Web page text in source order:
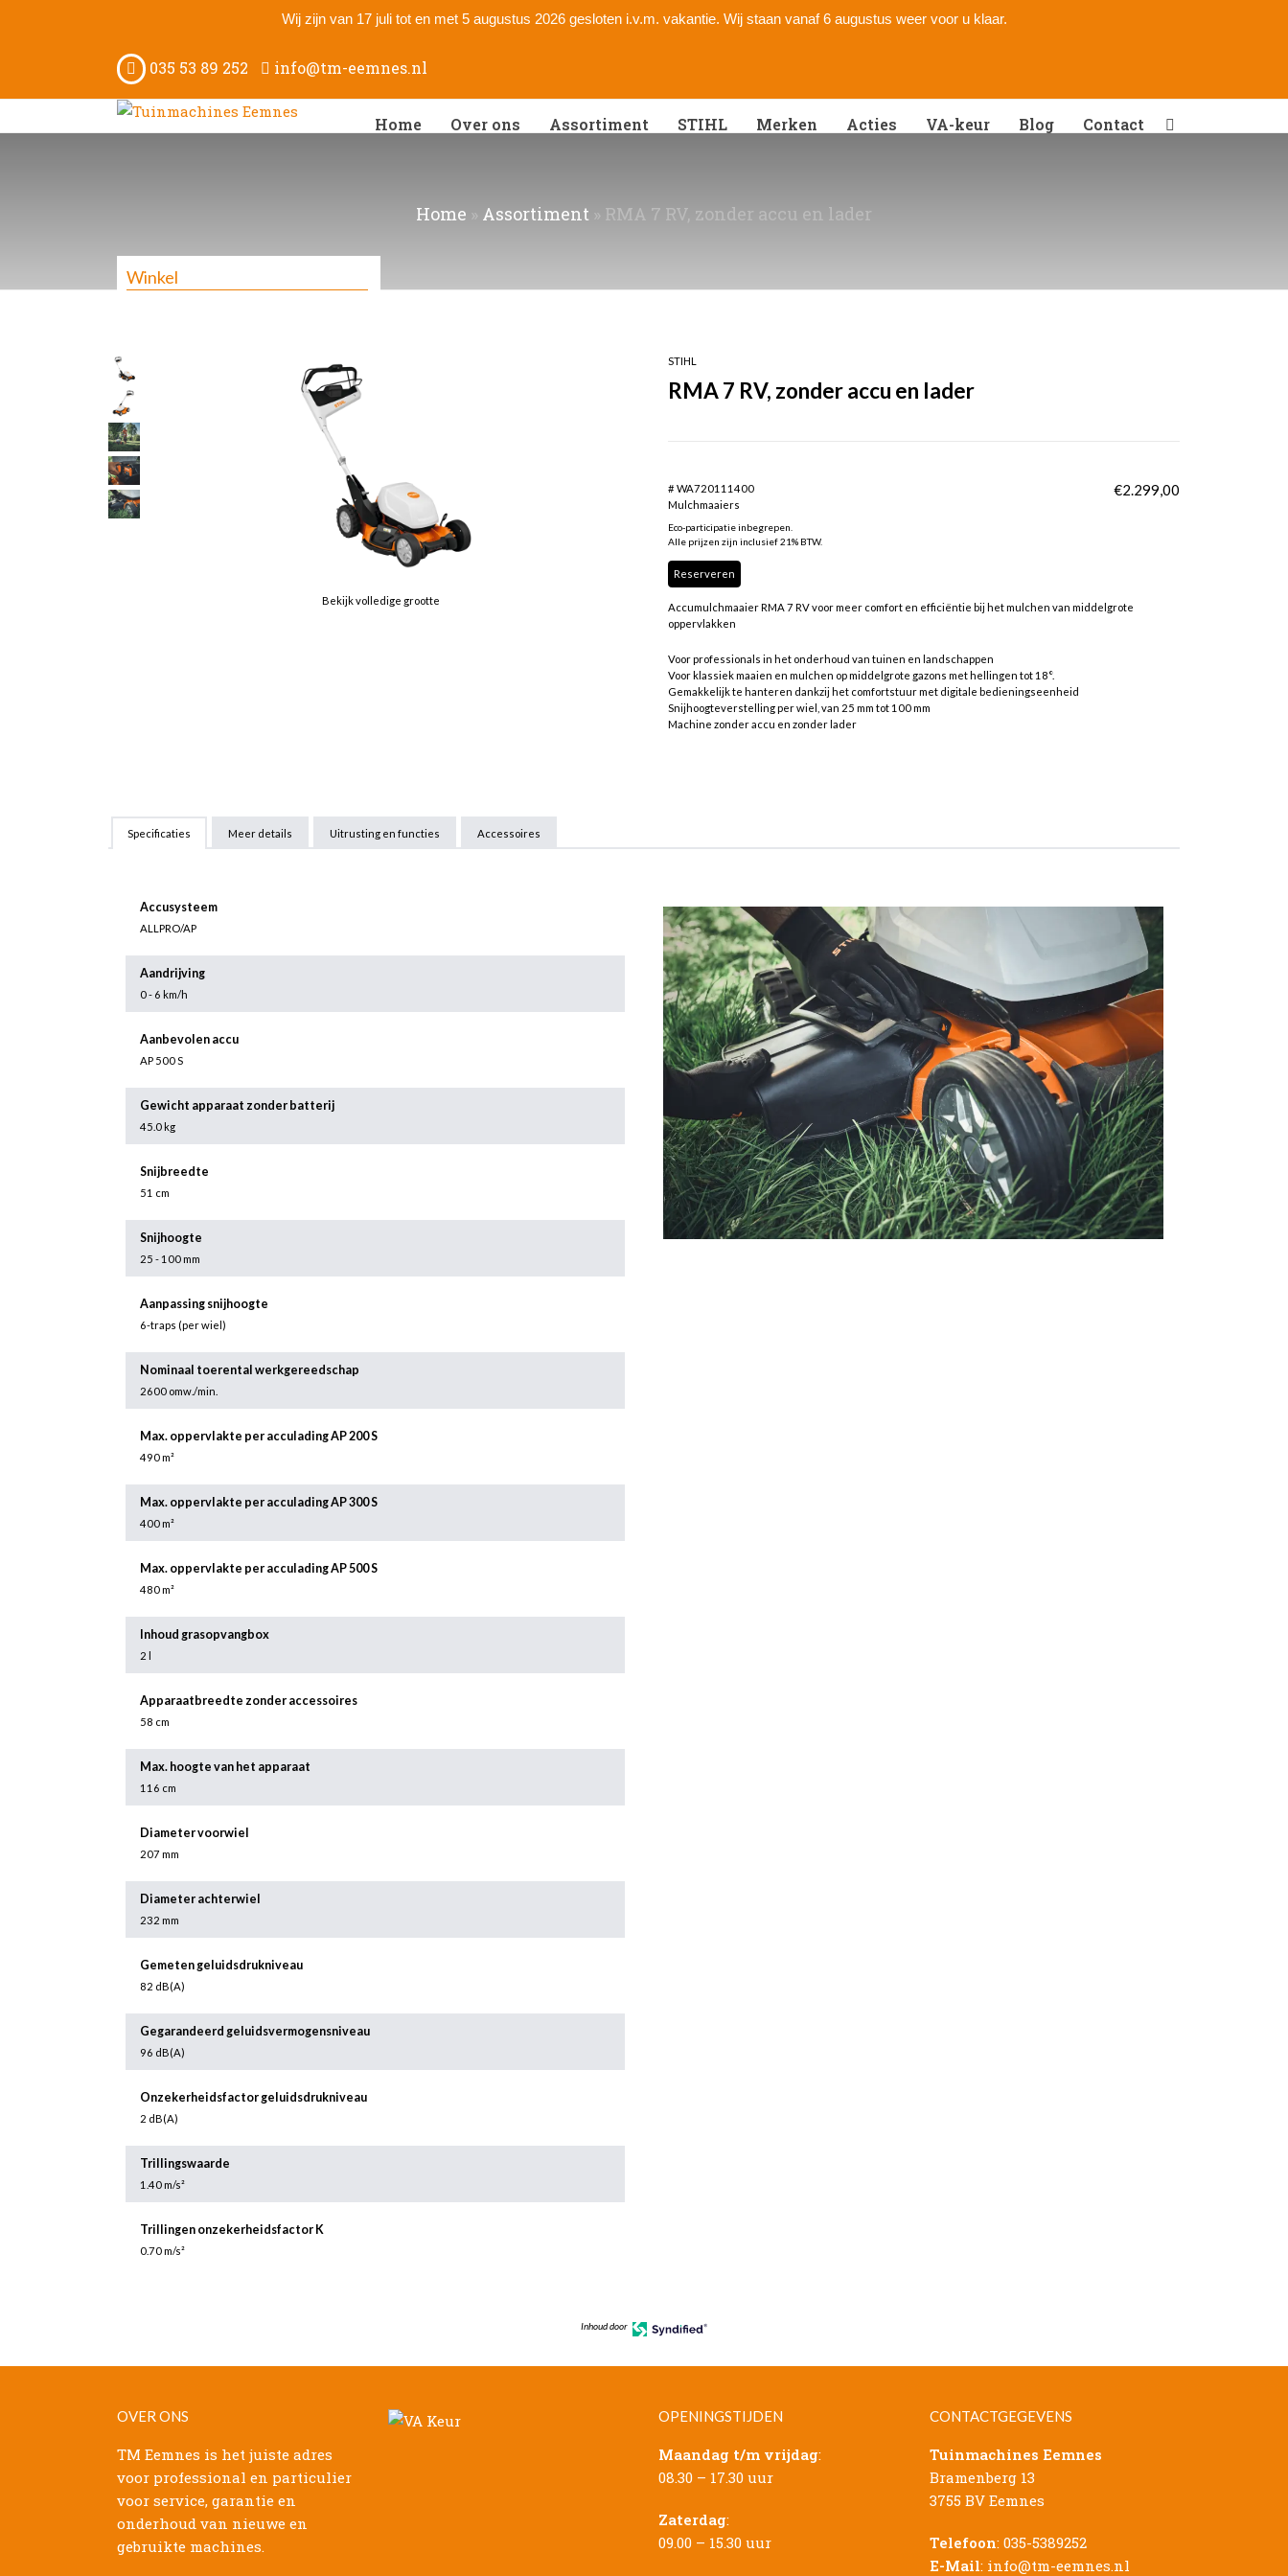
Wij zijn van 17 juli tot en met 5 augustus 2026 gesloten i.v.m. vakantie. Wij staan vanaf 6 augustus weer voor u klaar.
035 53 89 252 info@tm-eemnes.nl
Home Over ons Assortiment STIHL Merken Acties VA-keur Blog Contact
Winkel
Home » Assortiment » RMA 7 RV, zonder accu en lader
Bekijk volledige grootte
STIHL
RMA 7 RV, zonder accu en lader
# WA720111400
Mulchmaaiers
€2.299,00
Eco-participatie inbegrepen.
Alle prijzen zijn inclusief 21% BTW.
Reserveren
Accumulchmaaier RMA 7 RV voor meer comfort en efficiëntie bij het mulchen van middelgrote
oppervlakken
Voor professionals in het onderhoud van tuinen en landschappen
Voor klassiek maaien en mulchen op middelgrote gazons met hellingen tot 18°.
Gemakkelijk te hanteren dankzij het comfortstuur met digitale bedieningseenheid
Snijhoogteverstelling per wiel, van 25 mm tot 100 mm
Machine zonder accu en zonder lader
Specificaties Meer details Uitrusting en functies Accessoires
Accusysteem
ALLPRO/AP
Aandrijving
0 - 6 km/h
Aanbevolen accu
AP 500 S
Gewicht apparaat zonder batterij
45.0 kg
Snijbreedte
51 cm
Snijhoogte
25 - 100 mm
Aanpassing snijhoogte
6-traps (per wiel)
Nominaal toerental werkgereedschap
2600 omw./min.
Max. oppervlakte per acculading AP 200 S
490 m²
Max. oppervlakte per acculading AP 300 S
400 m²
Max. oppervlakte per acculading AP 500 S
480 m²
Inhoud grasopvangbox
2 l
Apparaatbreedte zonder accessoires
58 cm
Max. hoogte van het apparaat
116 cm
Diameter voorwiel
207 mm
Diameter achterwiel
232 mm
Gemeten geluidsdrukniveau
82 dB(A)
Gegarandeerd geluidsvermogensniveau
96 dB(A)
Onzekerheidsfactor geluidsdrukniveau
2 dB(A)
Trillingswaarde
1.40 m/s²
Trillingen onzekerheidsfactor K
0.70 m/s²
Inhoud door
OVER ONS
TM Eemnes is het juiste adres
voor professional en particulier
voor service, garantie en
onderhoud van nieuwe en
gebruikte machines.
OPENINGSTIJDEN
Maandag t/m vrijdag:
08.30 – 17.30 uur
Zaterdag:
09.00 – 15.30 uur
CONTACTGEGEVENS
Tuinmachines Eemnes
Bramenberg 13
3755 BV Eemnes
Telefoon: 035-5389252
E-Mail: info@tm-eemnes.nl